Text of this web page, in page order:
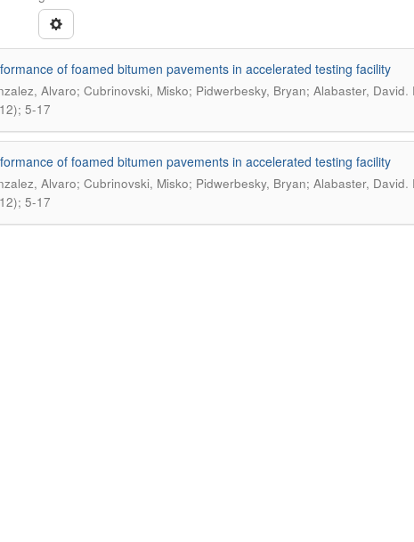
of foamed bitumen pavements in accelerated testing facility
Alvaro; Cubrinovski, Misko; Pidwerbesky, Bryan; Alabaster, David.
5-17
of foamed bitumen pavements in accelerated testing facility
Alvaro; Cubrinovski, Misko; Pidwerbesky, Bryan; Alabaster, David.
5-17